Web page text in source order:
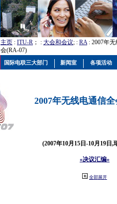
主页 : ITU-R ； : 大会和会议; : RA: 2007年
会(RA-07)
2007年无线电通信
(2007年10月15日-10月19日,
«决议汇编»
全部展开
国际电联三大部门 新闻室 各项活动